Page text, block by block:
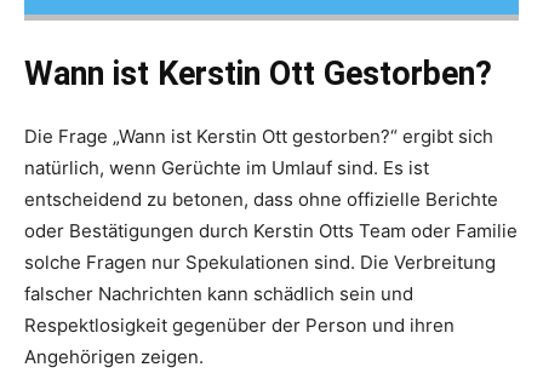
Wann ist Kerstin Ott Gestorben?
Die Frage „Wann ist Kerstin Ott gestorben?“ ergibt sich
natürlich, wenn Gerüchte im Umlauf sind. Es ist
entscheidend zu betonen, dass ohne offizielle Berichte
oder Bestätigungen durch Kerstin Otts Team oder Familie
solche Fragen nur Spekulationen sind. Die Verbreitung
falscher Nachrichten kann schädlich sein und
Respektlosigkeit gegenüber der Person und ihren
Angehörigen zeigen.